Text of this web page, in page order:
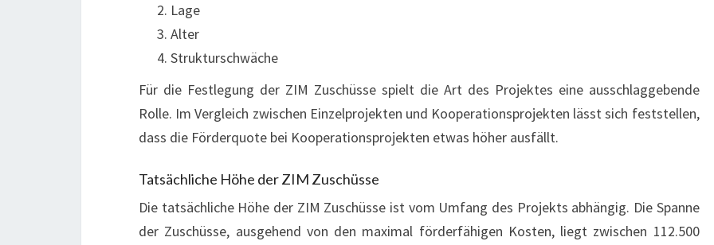
Lage
Alter
Strukturschwäche
Für die Festlegung der ZIM Zuschüsse spielt die Art des Projektes eine ausschlaggebende
Rolle. Im Vergleich zwischen Einzelprojekten und Kooperationsprojekten lässt sich feststellen,
dass die Förderquote bei Kooperationsprojekten etwas höher ausfällt.
Tatsächliche Höhe der ZIM Zuschüsse
Die tatsächliche Höhe der ZIM Zuschüsse ist vom Umfang des Projekts abhängig. Die Spanne
der Zuschüsse, ausgehend von den maximal förderfähigen Kosten, liegt zwischen 112.500